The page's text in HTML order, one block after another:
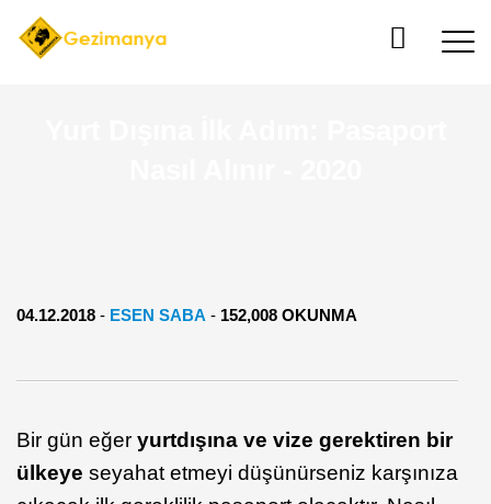
04.12.2018 - ESEN SABA - 152,008 OKUNMA
Bir gün eğer yurtdışına ve vize gerektiren bir
ülkeye seyahat etmeyi düşünürseniz karşınıza